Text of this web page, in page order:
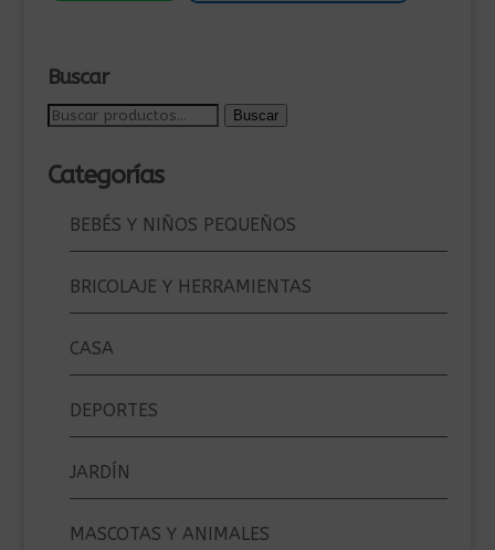
Buscar
Buscar
Buscar
Categorías
BEBÉS Y NIÑOS PEQUEÑOS
BRICOLAJE Y HERRAMIENTAS
CASA
DEPORTES
JARDÍN
MASCOTAS Y ANIMALES